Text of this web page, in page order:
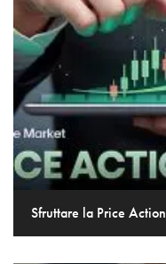
Sfruttare la Price